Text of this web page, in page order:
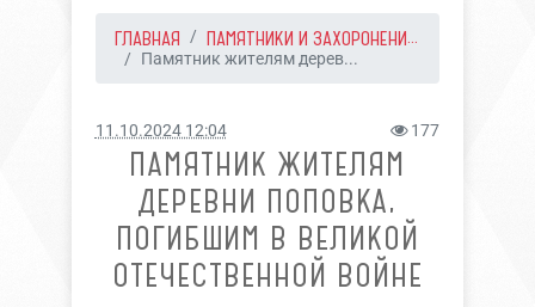
ГЛАВНАЯ ПАМЯТНИКИ И ЗАХОРОНЕНИ...
Памятник жителям дерев...
11.10.2024 12:04 177
ПАМЯТНИК ЖИТЕЛЯМ
ДЕРЕВНИ ПОПОВКА,
ПОГИБШИМ В ВЕЛИКОЙ
ОТЕЧЕСТВЕННОЙ ВОЙНЕ